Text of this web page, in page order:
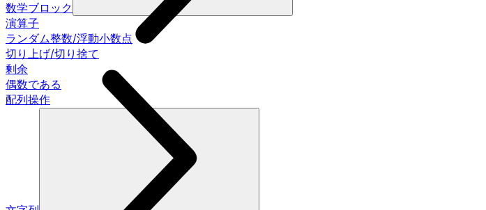
数学ブロック
演算子
ランダム整数/浮動小数点
切り上げ/切り捨て
剰余
偶数である
配列操作